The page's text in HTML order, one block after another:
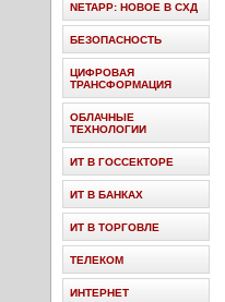
NETAPP: НОВОЕ В СХД
БЕЗОПАСНОСТЬ
ЦИФРОВАЯ
ТРАНСФОРМАЦИЯ
ОБЛАЧНЫЕ
ТЕХНОЛОГИИ
ИТ В ГОССЕКТОРЕ
ИТ В БАНКАХ
ИТ В ТОРГОВЛЕ
ТЕЛЕКОМ
ИНТЕРНЕТ